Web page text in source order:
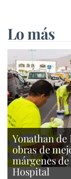
Lo más
Yonathan de
obras de
márgenes
Hospital